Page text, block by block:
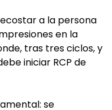
a la persona
en la
tras tres ciclos, y
iniciar RCP de
se